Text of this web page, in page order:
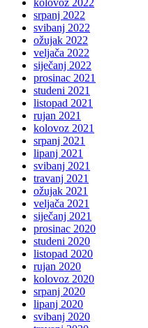
kolovoz 2022
srpanj 2022
svibanj 2022
ožujak 2022
veljača 2022
siječanj 2022
prosinac 2021
studeni 2021
listopad 2021
rujan 2021
kolovoz 2021
srpanj 2021
lipanj 2021
svibanj 2021
travanj 2021
ožujak 2021
veljača 2021
siječanj 2021
prosinac 2020
studeni 2020
listopad 2020
rujan 2020
kolovoz 2020
srpanj 2020
lipanj 2020
svibanj 2020